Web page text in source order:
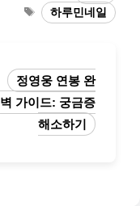
Tags하루민네일
정영웅 연봉 완
벽 가이드: 궁금증
해소하기